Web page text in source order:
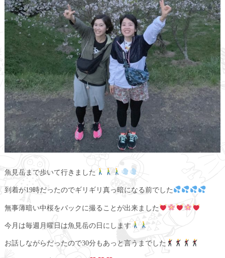
魚見岳まで歩いて行きました
到着が19時だったのでギリギリ真っ暗になる前でした
無事薄暗い中桜をバックに撮ることが出来ました
今月は毎週月曜日は魚見岳の日にします
お話しながらだったので30分もあっと言うまでした